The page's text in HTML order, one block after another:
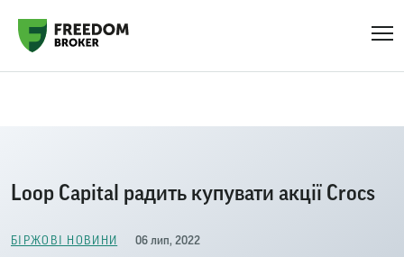
Loop Capital радить купувати акції Crocs
БІРЖОВІ НОВИНИ 06 лип, 2022